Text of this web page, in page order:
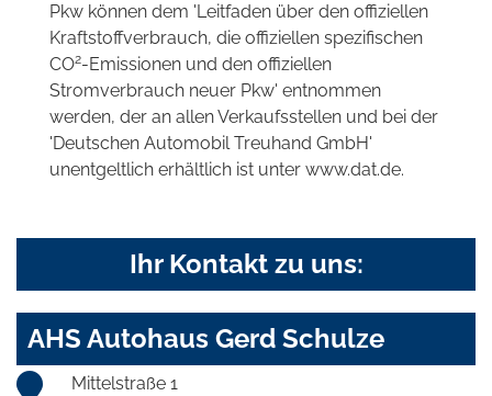
Pkw können dem 'Leitfaden über den offiziellen
Kraftstoffverbrauch, die offiziellen spezifischen
CO2-Emissionen und den offiziellen
Stromverbrauch neuer Pkw' entnommen
werden, der an allen Verkaufsstellen und bei der
'Deutschen Automobil Treuhand GmbH'
unentgeltlich erhältlich ist unter www.dat.de.
Ihr Kontakt zu uns:
AHS Autohaus Gerd Schulze
Mittelstraße 1